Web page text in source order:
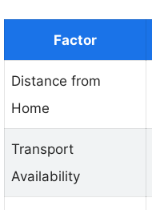
Factor
Distance from
Home
Transport
Availability